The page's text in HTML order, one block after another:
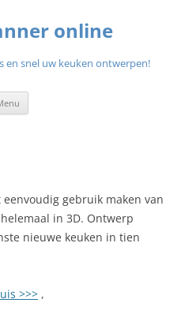
online
en snel uw keuken ontwerpen!
eenvoudig gebruik maken van
in 3D. Ontwerp
nieuwe keuken in tien
>>> ,